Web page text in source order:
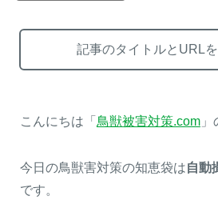
熊出没地域の対策法！安全な
に
ハク
に」
記事のタイトルとURL
こんにちは「 鳥獣被害対策.com
今日の鳥獣害対策の知恵袋は自動
です。